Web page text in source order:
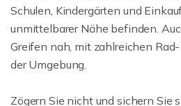
Schulen, Kindergärten und
unmittelbarer Nähe befinden.
Greifen nah, mit zahlreichen
der Umgebung.
Zögern Sie nicht und sichern Sie